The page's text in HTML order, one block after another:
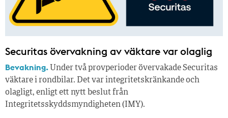
Securitas övervakning av väktare var olaglig
Bevakning. Under två provperioder övervakade Securitas
väktare i rondbilar. Det var integritetskränkande och
olagligt, enligt ett nytt beslut från
Integritetsskyddsmyndigheten (IMY).